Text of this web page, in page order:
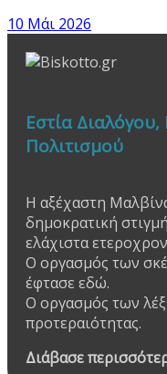
10 Μάι 2026
Εστία
Πολιτισμού
Η αξέχαστη
δημοκρατική
ελάχιστα
Ο οργασμός των
έφτασε εδώ.
Ο οργασμός των
προτεραιότητας.
Διάβασε